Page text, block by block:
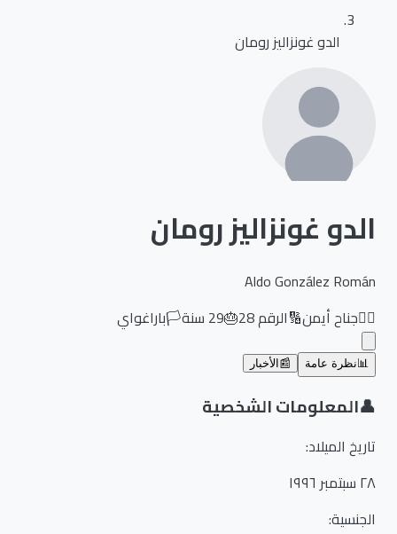
الدو غونزاليز رومان
الدو غونزاليز رومان
Aldo González Román
جناح أيمن🔢الرقم28
🎂
29سنة🏳️باراغواي
نظرة عامة 📰 الأخبار
المعلومات الشخصية
تاريخ الميلاد:
الجنسية: